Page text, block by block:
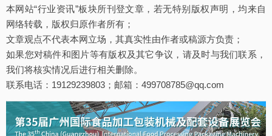
本网站“行业资讯”板块所刊登文章，若无特别版权声明，均来自
网络转载，版权归原作者所有；
文章观点不代表本网立场，其真实性由作者或稿源方负责；
如果您对稿件和图片等有版权及其它争议，请及时与我们联系，
我们将核实情况后进行相关删除。
联系电话：19129239803；邮箱：499708785@qq.com